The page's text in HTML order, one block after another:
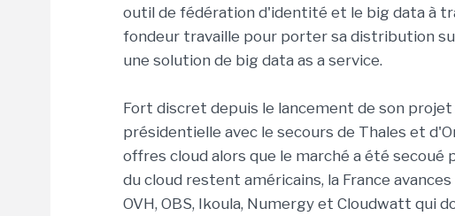
outil de fédération d'identité et le big data à
fondeur travaille pour porter sa distribution
une solution de big data as a service.
Fort discret depuis le lancement de son
présidentielle avec le secours de Thales et
offres cloud alors que le marché a été
du cloud restent américains, la France
OVH, OBS, Ikoula, Numergy et Cloudwatt qui